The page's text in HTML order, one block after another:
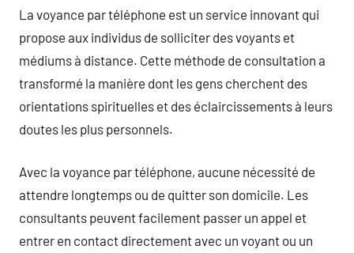
La voyance par téléphone est un service innovant qui
propose aux individus de solliciter des voyants et
médiums à distance. Cette méthode de consultation a
transformé la manière dont les gens cherchent des
orientations spirituelles et des éclaircissements à leurs
doutes les plus personnels.
Avec la voyance par téléphone, aucune nécessité de
attendre longtemps ou de quitter son domicile. Les
consultants peuvent facilement passer un appel et
entrer en contact directement avec un voyant ou un